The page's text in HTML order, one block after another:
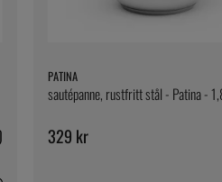
PATINA
sautépanne, rustfritt stål - Patina -
329 kr